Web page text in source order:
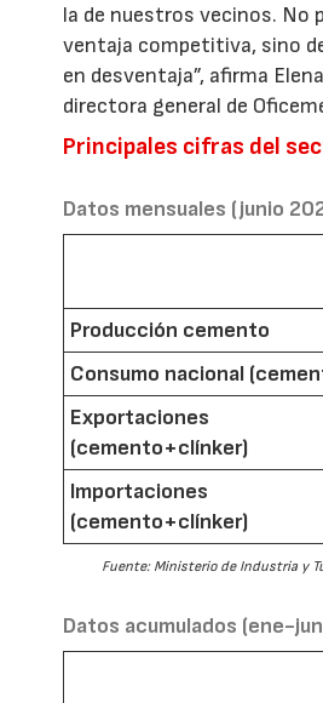
la de nuestros vecinos. No
ventaja competitiva, sino
en desventaja”, afirma
directora general de
Principales cifras del
Datos mensuales (junio
Producción cemento
Consumo nacional
Exportaciones
(cemento+clínker)
Importaciones
(cemento+clínker)
Fuente: Ministerio de Industria y
Datos acumulados (ene-